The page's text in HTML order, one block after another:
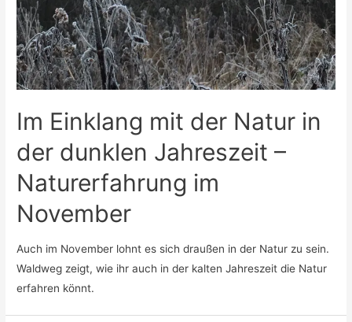
Im Einklang mit der Natur in
der dunklen Jahreszeit –
Naturerfahrung im
November
Auch im November lohnt es sich draußen in der Natur zu sein.
Waldweg zeigt, wie ihr auch in der kalten Jahreszeit die Natur
erfahren könnt.